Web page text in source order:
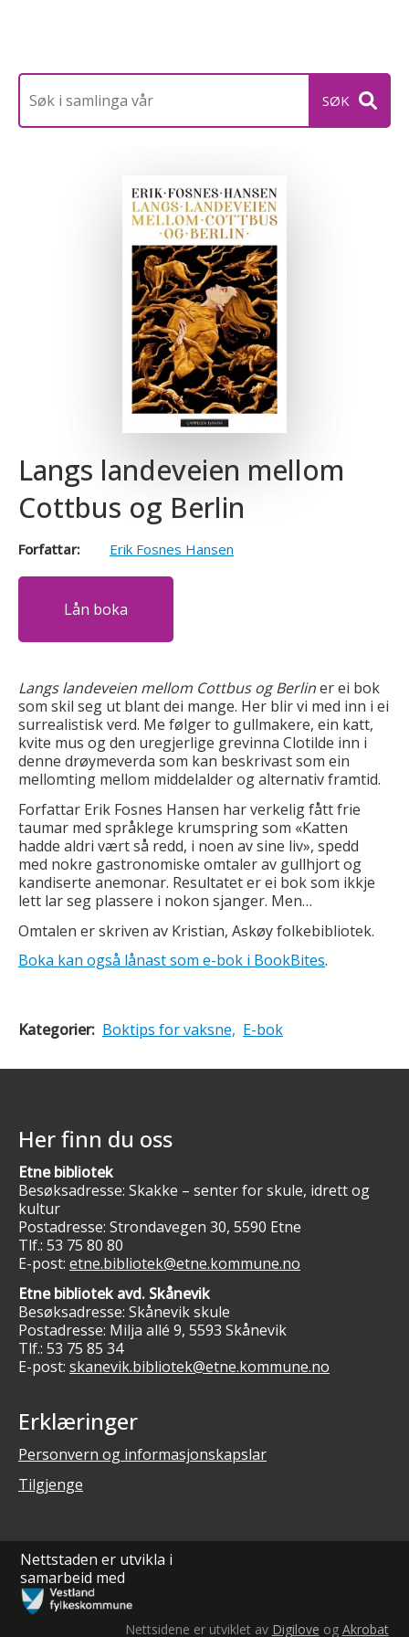
Langs landeveien mellom
Cottbus og Berlin
Forfattar: Erik Fosnes Hansen
Lån boka
Langs landeveien mellom Cottbus og Berliner ei bok
som skil seg ut blant dei mange. Her blir vi med inn i ei
surrealistisk verd. Me følger to gullmakere, ein katt,
kvite mus og den uregjerlige grevinna Clotilde inn i
denne drøymeverda som kan beskrivast som ein
mellomting mellom middelalder og alternativ framtid.
Forfattar Erik Fosnes Hansen har verkelig fått frie
taumar med språklege krumspring som «Katten
hadde aldri vært så redd, i noen av sine liv», spedd
med nokre gastronomiske omtaler av gullhjort og
kandiserte anemonar. Resultatet er ei bok som ikkje
lett lar seg plassere i nokon sjanger. Men…
Omtalen er skriven av Kristian, Askøy folkebibliotek.
Boka kan også lånast som e-bok i BookBites.
Kategorier: Boktips for vaksne, E-bok
Her finn du oss
Etne bibliotek
Besøksadresse: Skakke – senter for skule, idrett og
kultur
Postadresse: Strondavegen 30, 5590 Etne
Tlf.: 53 75 80 80
E-post: etne.bibliotek@etne.kommune.no
Etne bibliotek avd. Skånevik
Besøksadresse: Skånevik skule
Postadresse: Milja allé 9, 5593 Skånevik
Tlf.: 53 75 85 34
E-post: skanevik.bibliotek@etne.kommune.no
Erklæringer
Personvern og informasjonskapslar
Tilgjenge
Nettstaden er utvikla i
samarbeid med
Nettsidene er utviklet av Digilove og Akrobat